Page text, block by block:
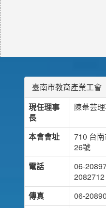
臺南市教育產業工會
現任理事
長
陳葦芸
本會會址
710 台
26號
電話
06-
2082712
傳真
06-